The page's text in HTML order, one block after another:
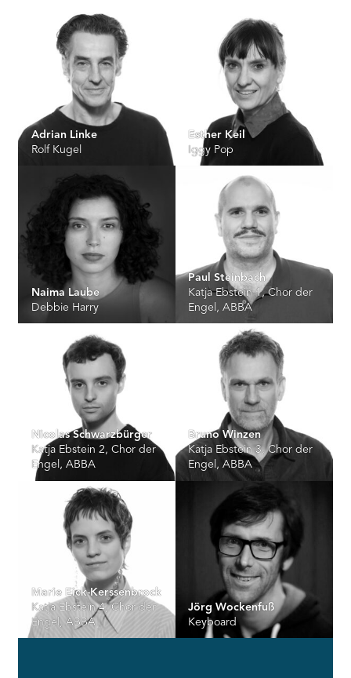
Adrian Linke
Rolf Kugel
Esther Keil
Iggy Pop
Naima Laube
Debbie Harry
Paul Steinbach
Katja Ebstein 1, Chor der
Engel, ABBA
Nicolas Schwarzbürger
Katja Ebstein 2, Chor der
Engel, ABBA
Bruno Winzen
Katja Ebstein 3, Chor der
Engel, ABBA
Marie Eick-Kerssenbrock
Katja Ebstein 4, Chor der
Engel, ABBA
Jörg Wockenfuß
Keyboard